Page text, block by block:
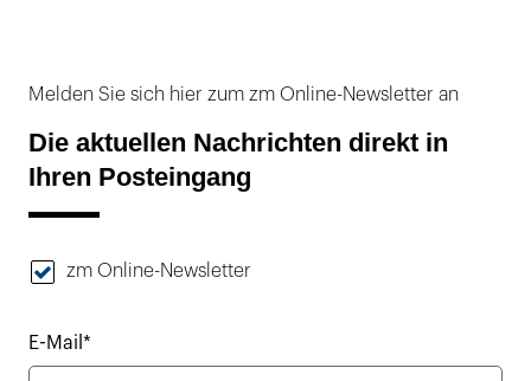
Melden Sie sich hier zum zm Online-Newsletter an
Die aktuellen Nachrichten direkt in
Ihren Posteingang
zm Online-Newsletter
E-Mail*